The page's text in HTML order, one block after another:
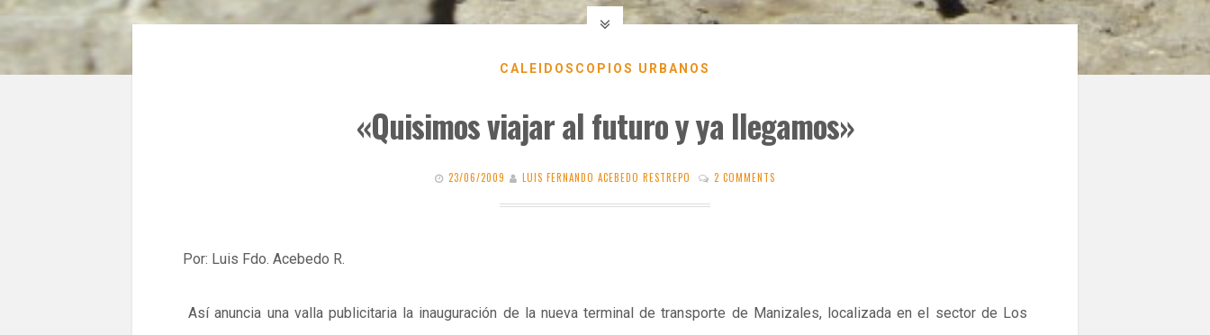
CALEIDOSCOPIOS URBANOS
«Quisimos viajar al futuro y ya llegamos»
23/06/2009 LUIS FERNANDO ACEBEDO RESTREPO 2 COMMENTS
Por: Luis Fdo. Acebedo R.
Así anuncia una valla publicitaria la inauguración de la nueva terminal de transporte de Manizales, localizada en el sector de Los